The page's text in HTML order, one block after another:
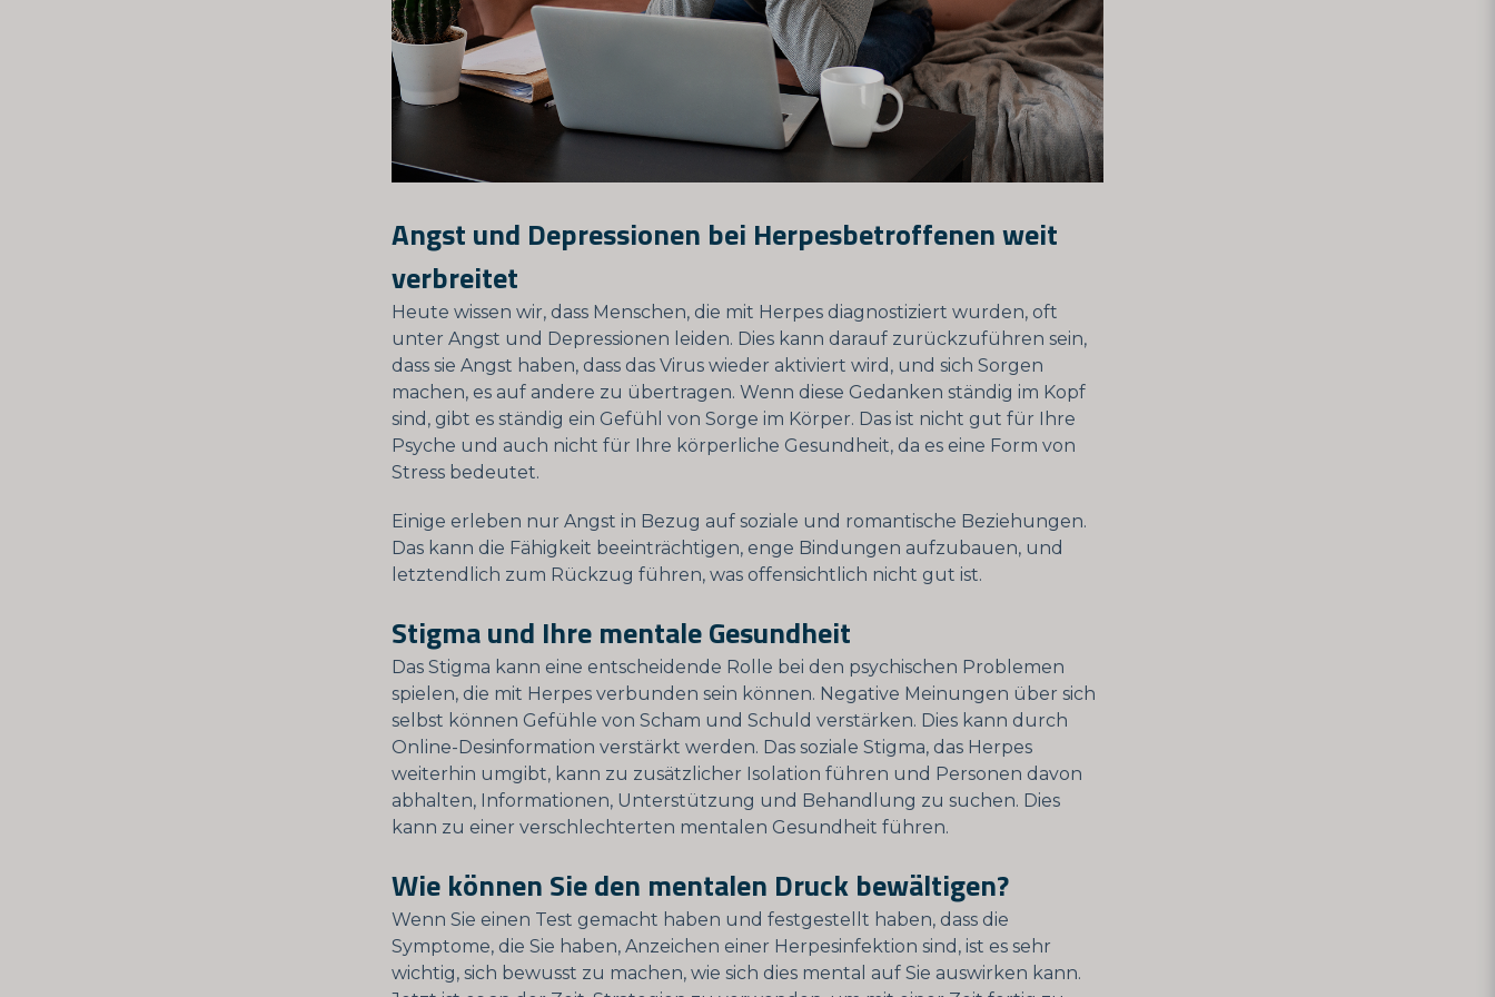
Angst und Depressionen bei Herpesbetroffenen weit
verbreitet
Heute wissen wir, dass Menschen, die mit Herpes diagnostiziert wurden, oft
unter Angst und Depressionen leiden. Dies kann darauf zurückzuführen sein,
dass sie Angst haben, dass das Virus wieder aktiviert wird, und sich Sorgen
machen, es auf andere zu übertragen. Wenn diese Gedanken ständig im Kopf
sind, gibt es ständig ein Gefühl von Sorge im Körper. Das ist nicht gut für Ihre
Psyche und auch nicht für Ihre körperliche Gesundheit, da es eine Form von
Stress bedeutet.
Einige erleben nur Angst in Bezug auf soziale und romantische Beziehungen.
Das kann die Fähigkeit beeinträchtigen, enge Bindungen aufzubauen, und
letztendlich zum Rückzug führen, was offensichtlich nicht gut ist.
Stigma und Ihre mentale Gesundheit
Das Stigma kann eine entscheidende Rolle bei den psychischen Problemen
spielen, die mit Herpes verbunden sein können. Negative Meinungen über sich
selbst können Gefühle von Scham und Schuld verstärken. Dies kann durch
Online-Desinformation verstärkt werden. Das soziale Stigma, das Herpes
weiterhin umgibt, kann zu zusätzlicher Isolation führen und Personen davon
abhalten, Informationen, Unterstützung und Behandlung zu suchen. Dies
kann zu einer verschlechterten mentalen Gesundheit führen.
Wie können Sie den mentalen Druck bewältigen?
Wenn Sie einen Test gemacht haben und festgestellt haben, dass die
Symptome, die Sie haben, Anzeichen einer Herpesinfektion sind, ist es sehr
wichtig, sich bewusst zu machen, wie sich dies mental auf Sie auswirken kann.